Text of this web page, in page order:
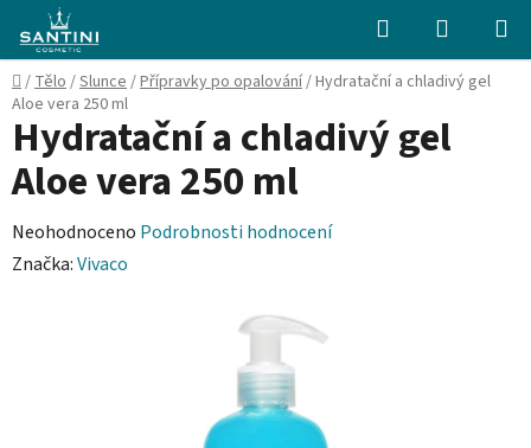
obsah
Hledat
KOŠÍK
Domů
/Tělo/Slunce/Přípravky po opalování/Hydratační a chladivý gel
Aloe vera 250 ml
Hydratační a chladivý gel
Aloe vera 250 ml
Průměrné
hodnocení
Neohodnoceno Podrobnosti hodnocení
Značka:Vivaco